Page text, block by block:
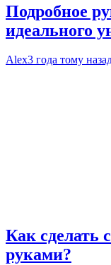
Подробное
идеального
Alex3 года тому
Как сделать
руками?